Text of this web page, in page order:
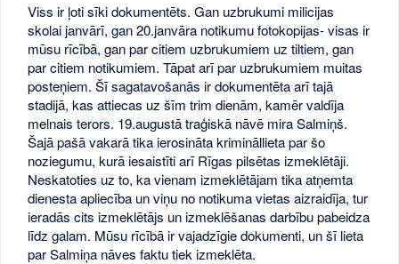
Viss ir ļoti sīki dokumentēts. Gan uzbrukumi milicijas
skolai janvārī, gan 20.janvāra notikumu fotokopijas- visas ir
mūsu rīcībā, gan par citiem uzbrukumiem uz tiltiem, gan
par citiem notikumiem. Tāpat arī par uzbrukumiem muitas
posteņiem. Šī sagatavošanās ir dokumentēta arī tajā
stadijā, kas attiecas uz šīm trim dienām, kamēr valdīja
melnais terors. 19.augustā traģiskā nāvē mira Salmiņš.
Šajā pašā vakarā tika ierosināta krimināllieta par šo
noziegumu, kurā iesaistīti arī Rīgas pilsētas izmeklētāji.
Neskatoties uz to, ka vienam izmeklētājam tika atņemta
dienesta apliecība un viņu no notikuma vietas aizraidīja, tur
ieradās cits izmeklētājs un izmeklēšanas darbību pabeidza
līdz galam. Mūsu rīcībā ir vajadzīgie dokumenti, un šī lieta
par Salmiņa nāves faktu tiek izmeklēta.